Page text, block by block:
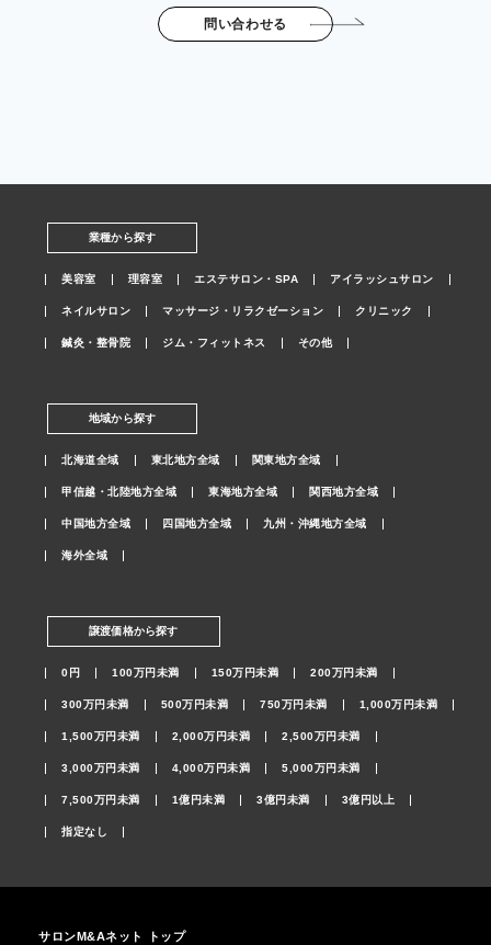
問い合わせる
業種から探す
美容室 理容室 エステサロン・SPA アイラッシュサロン
ネイルサロン マッサージ・リラクゼーション クリニック
鍼灸・整骨院 ジム・フィットネス その他
地域から探す
北海道全域 東北地方全域 関東地方全域
甲信越・北陸地方全域 東海地方全域 関西地方全域
中国地方全域 四国地方全域 九州・沖縄地方全域
海外全域
譲渡価格から探す
0円 100万円未満 150万円未満 200万円未満
300万円未満 500万円未満 750万円未満 1,000万円未満
1,500万円未満 2,000万円未満 2,500万円未満
3,000万円未満 4,000万円未満 5,000万円未満
7,500万円未満 1億円未満 3億円未満 3億円以上
指定なし
サロンM&Aネット トップ